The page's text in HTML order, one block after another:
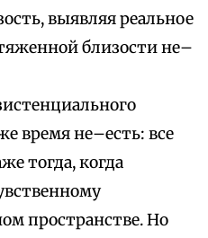
выявляя реальное
близости не–
время не–есть: все
тогда, когда
пространстве. Но